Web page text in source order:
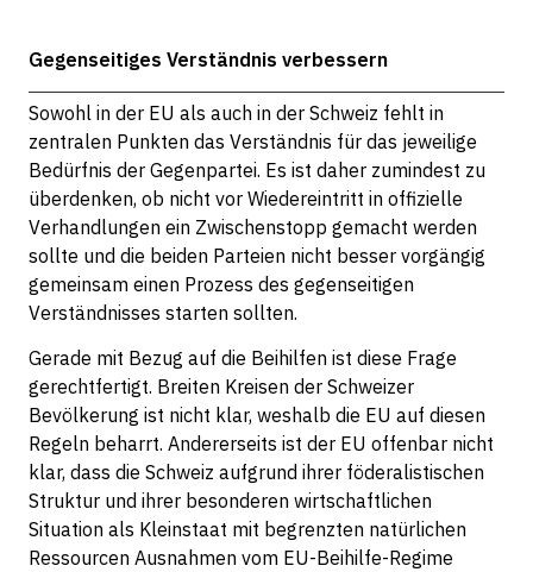
Gegenseitiges Verständnis verbessern
Sowohl in der EU als auch in der Schweiz fehlt in
zentralen Punkten das Verständnis für das jeweilige
Bedürfnis der Gegenpartei. Es ist daher zumindest zu
überdenken, ob nicht vor Wiedereintritt in offizielle
Verhandlungen ein Zwischenstopp gemacht werden
sollte und die beiden Parteien nicht besser vorgängig
gemeinsam einen Prozess des gegenseitigen
Verständnisses starten sollten.
Gerade mit Bezug auf die Beihilfen ist diese Frage
gerechtfertigt. Breiten Kreisen der Schweizer
Bevölkerung ist nicht klar, weshalb die EU auf diesen
Regeln beharrt. Andererseits ist der EU offenbar nicht
klar, dass die Schweiz aufgrund ihrer föderalistischen
Struktur und ihrer besonderen wirtschaftlichen
Situation als Kleinstaat mit begrenzten natürlichen
Ressourcen Ausnahmen vom EU-Beihilfe-Regime